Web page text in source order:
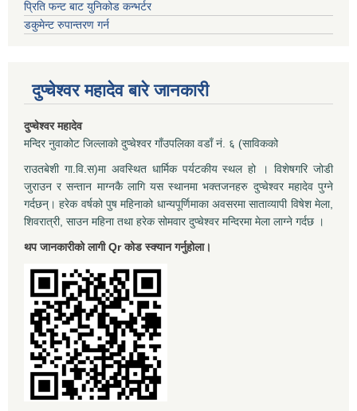
प्रिति फन्ट बाट युनिकोड कन्भर्टर
डकुमेन्ट रुपान्तरण गर्न
दुप्चेश्वर महादेव बारे जानकारी
दुप्चेश्वर महादेव
मन्दिर नुवाकोट जिल्लाको दुप्चेश्वर गाँउपलिका वडाँ नं. ६ (साविकको
राउतबेशी गा.वि.स)मा अवस्थित धार्मिक पर्यटकीय स्थल हो । विशेषगरि जोडी
जुराउन र सन्तान माग्नकै लागि यस स्थानमा भक्तजनहरु दुप्चेश्वर महादेव पुग्ने
गर्दछन्। हरेक वर्षको पुष महिनाको धान्यपूर्णिमाका अवसरमा साताव्यापी विषेश मेला,
शिवरात्री, साउन महिना तथा हरेक सोमवार दुप्चेश्वर मन्दिरमा मेला लाग्ने गर्दछ ।
थप जानकारीको लागी Qr कोड स्क्यान गर्नुहोला।